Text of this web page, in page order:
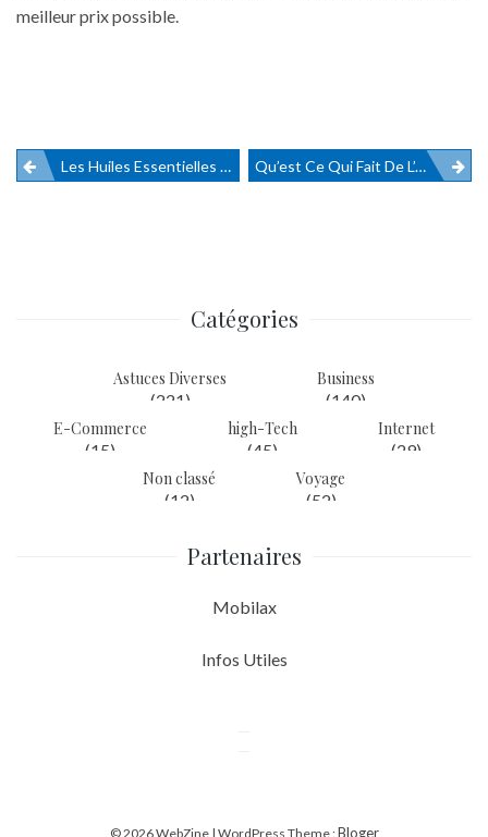
meilleur prix possible.
Navigation
Les Huiles Essentielles Antidouleur Et Anti-Inflammatoire Qu’est Ce Qui Fait De L’entretien De Son Climatiseur Avant L’été Une Tâche Importante ?
Catégories
Astuces Diverses
(221)
Business
(140)
E-Commerce
(15)
high-Tech
(45)
Internet
(29)
Non classé
(12)
Voyage
(52)
Partenaires
Mobilax
Infos Utiles
© 2026 WebZine | WordPress Theme :Bloger